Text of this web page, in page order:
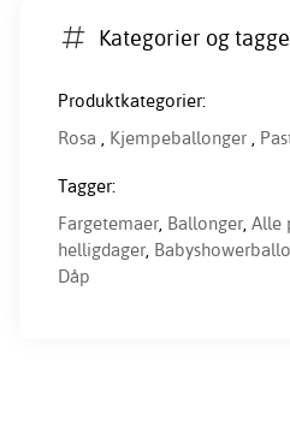
Kategorier og
Produktkategorier:
Rosa , Kjempeballonger ,
Tagger:
Fargetemaer, Ballonger, Alle
helligdager,
Dåp